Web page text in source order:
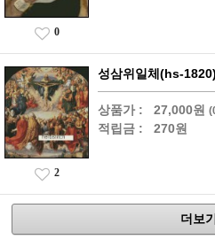
0
성삼위일체(hs-1820)
상품가 : 27,000원
적립금 : 270원
2
더보기